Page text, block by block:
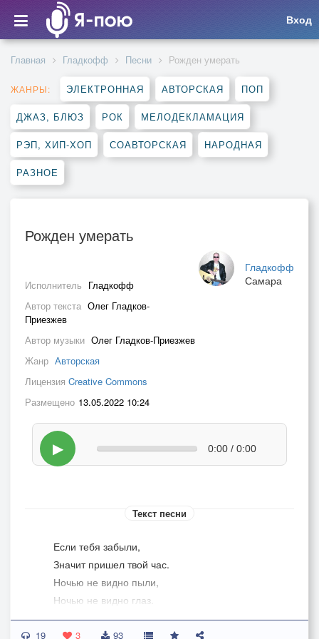
Вход
Главная Гладкофф Песни Рожден умерать
ЖАНРЫ: ЭЛЕКТРОННАЯ АВТОРСКАЯ ПОП
ДЖАЗ, БЛЮЗ РОК МЕЛОДЕКЛАМАЦИЯ
РЭП, ХИП-ХОП СОАВТОРСКАЯ НАРОДНАЯ
РАЗНОЕ
Рожден умерать
Гладкофф
Самара
Исполнитель Гладкофф
Автор текста Олег Гладков-
Приезжев
Автор музыки Олег Гладков-Приезжев
Жанр Авторская
Лицензия Creative Commons
Размещено 13.05.2022 10:24
▶ 0:00 / 0:00
Текст песни
Если тебя забыли,
Значит пришел твой час.
Ночью не видно пыли,
Ночью не видно глаз.
А если не до смеха,
19 3 93